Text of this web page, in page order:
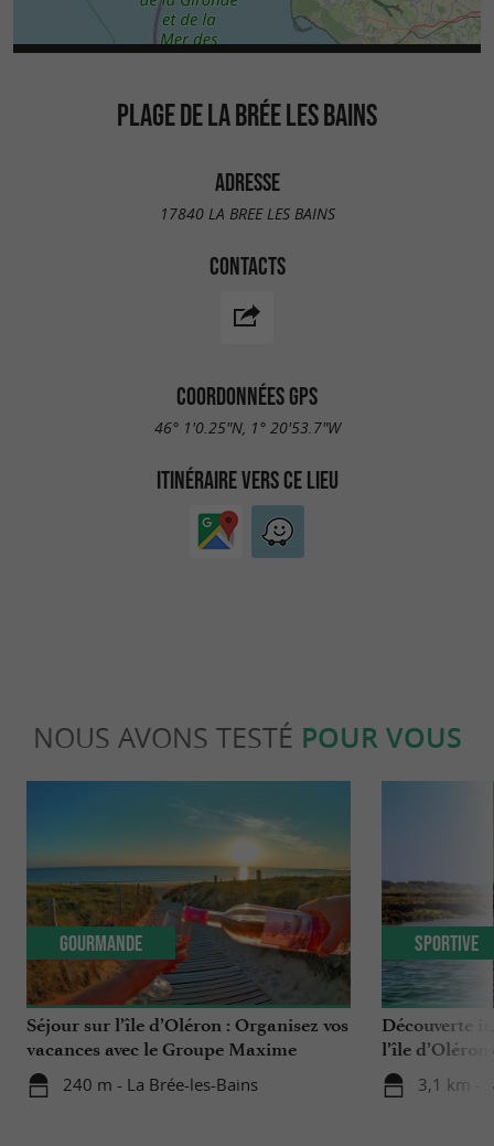
PLAGE DE LA BRÉE LES BAINS
ADRESSE
17840 LA BREE LES BAINS
CONTACTS
COORDONNÉES GPS
46° 1'0.25"N, 1° 20'53.7"W
ITINÉRAIRE VERS CE LIEU
NOUS AVONS TESTÉ POUR VOUS
Séjour sur l’île d’Oléron : Organisez vos
vacances avec le Groupe Maxime
Pinard, vignerons sur 4 générations
240 m - La Brée-les-Bains
Gourmande
Découverte
l’île
3,1 km -
Sportive